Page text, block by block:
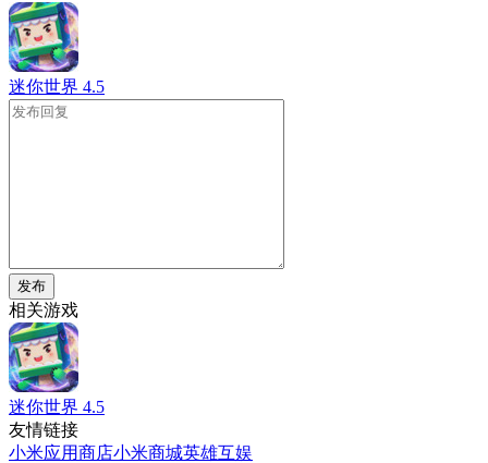
迷你世界 4.5
发布
相关游戏
迷你世界 4.5
友情链接
小米应用商店小米商城英雄互娱